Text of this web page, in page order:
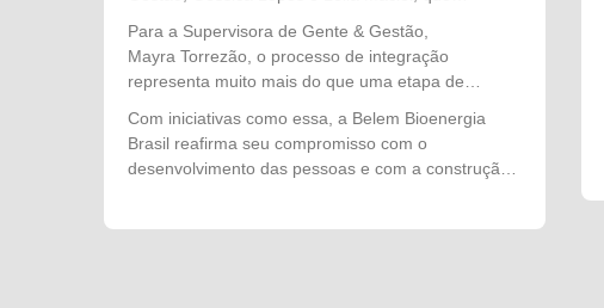
principais temas da integração, esclarecendo
dúvidas e preparando os colaboradores para o
início das atividades no campo.
Para a Supervisora de Gente & Gestão,
Mayra Torrezão, o processo de integração
representa muito mais do que uma etapa de
trajetória de pertencimento, desenvolvimento e
compromisso com a cultura da empresa. "A
integração é o momento em que acolhemos cada
parte de uma equipe, ele passa a integrar uma
Com iniciativas como essa, a Belem Bioenergia
Brasil reafirma seu compromisso com o
desenvolvimento das pessoas e com a construção